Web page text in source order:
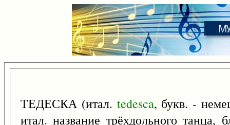
ТЕДЕСКА (итал. tedesca, букв. -
итал. название трёхдольного танца,